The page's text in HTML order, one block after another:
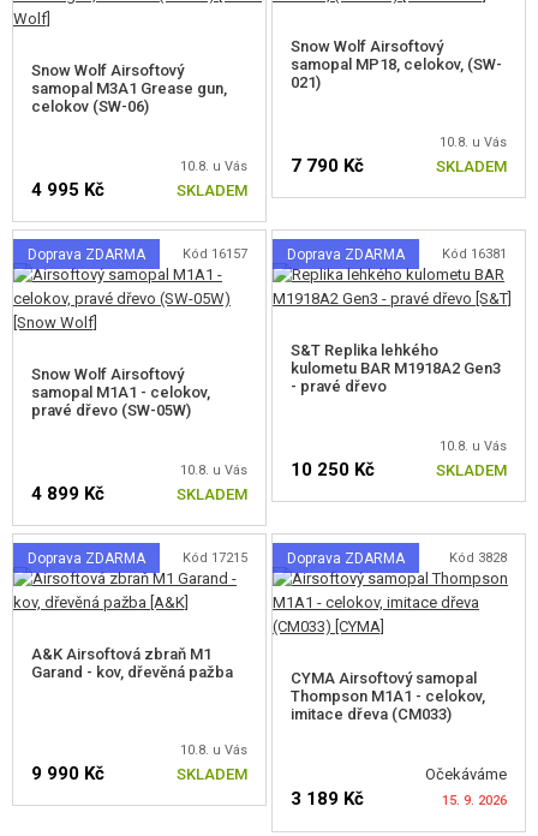
ZÁSOBNÍKY, PLNIČKY
MASKOVÁNÍ, BARVY, PÁSKY
VYSÍLAČKY, HEADSETY, KAMERY
DOPLŇKY KE ZBRANÍM, POPRUHY
SERVIS A ÚDRŽBA ZBRANÍ
SEBEOBRANA, VÝCVIK, NOŽE
TERČE, STŘELNICE
OUTDOOR A BUSHCRAFT
STAVEBNICE, MODELY
REKLAMNÍ PŘEDMĚTY
Snow Wolf Airsoftový
samopal M3A1 Grease gun,
celokov (SW-06)
10.8. u Vás
4 995 Kč SKLADEM
Snow Wolf Airsoftový
samopal MP18, celokov, (SW-
021)
10.8. u Vás
7 790 Kč SKLADEM
Doprava ZDARMA Kód 16157
Snow Wolf Airsoftový
samopal M1A1 - celokov,
pravé dřevo (SW-05W)
10.8. u Vás
4 899 Kč SKLADEM
Doprava ZDARMA Kód 16381
S&T Replika lehkého
kulometu BAR M1918A2 Gen3
- pravé dřevo
10.8. u Vás
10 250 Kč SKLADEM
Doprava ZDARMA Kód 17215
A&K Airsoftová zbraň M1
Garand - kov, dřevěná pažba
10.8. u Vás
9 990 Kč SKLADEM
Doprava ZDARMA Kód 3828
CYMA Airsoftový samopal
Thompson M1A1 - celokov,
imitace dřeva (CM033)
Očekáváme
3 189 Kč 15. 9. 2026